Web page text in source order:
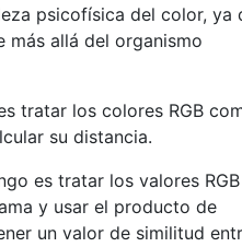
psicofísica del color, ya
más allá del organismo
tratar los colores RGB
su distancia.
es tratar los valores RGB
y usar el producto de
un valor de similitud